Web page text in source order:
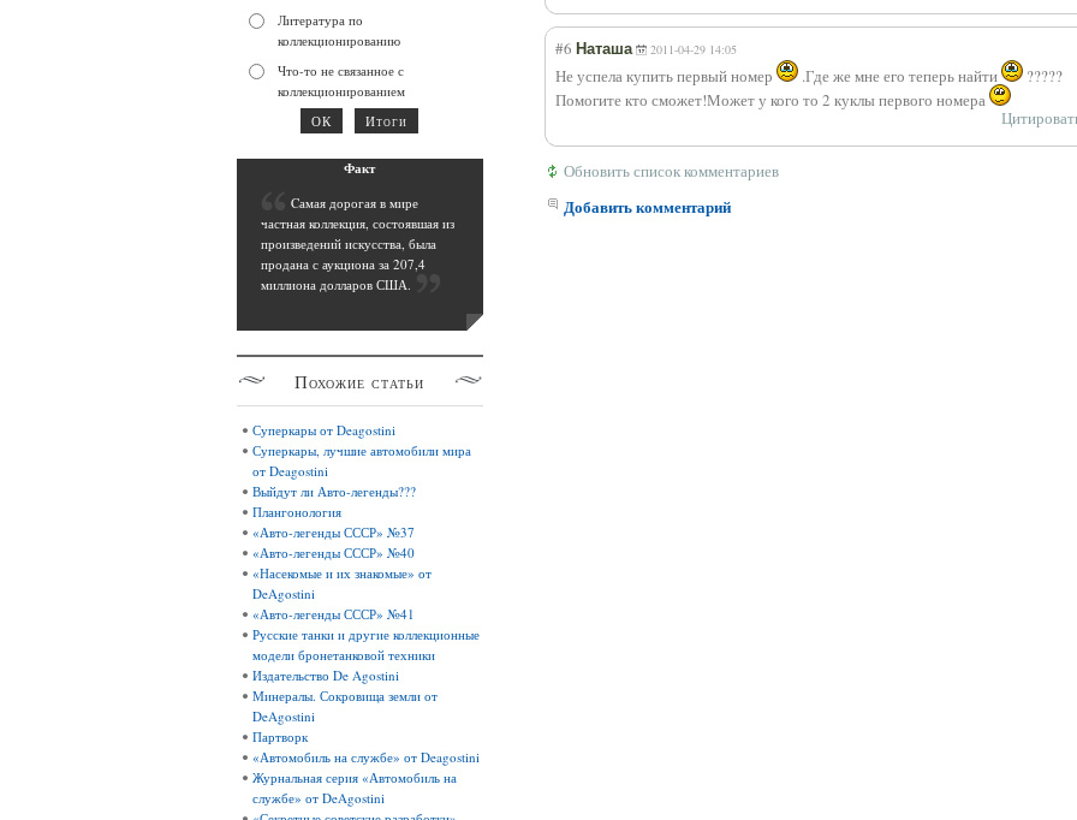
#6 Наташа 2011-04-29 14:05
Не успела купить первый номер .Где же мне его теперь найти
?????
Помогите кто сможет!Может у кого то 2 куклы первого номера
Обновить список комментариев
Добавить комментарий
Литература по
коллекционированию
Что-то не связанное с
коллекционированием
Факт
Cамая дорогая в мире
частная коллекция, состоявшая из
произведений искусства, была
продана с аукциона за 207,4
миллиона долларов США.
Похожие статьи
Суперкары от Deagostini
Суперкары, лучшие автомобили мира
от Deagostini
Выйдут ли Авто-легенды???
Плангонология
«Авто-легенды СССР» №37
«Авто-легенды СССР» №40
«Насекомые и их знакомые» от
DeAgostini
«Авто-легенды СССР» №41
Русские танки и другие коллекционные
модели бронетанковой техники
Издательство De Agostini
Минералы. Сокровища земли от
DeAgostini
Партворк
«Автомобиль на службе» от Deagostini
Журнальная серия «Автомобиль на
службе» от DeAgostini